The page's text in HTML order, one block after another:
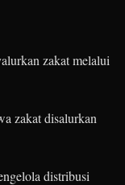
zakat melalui
zakat disalurkan
distribusi